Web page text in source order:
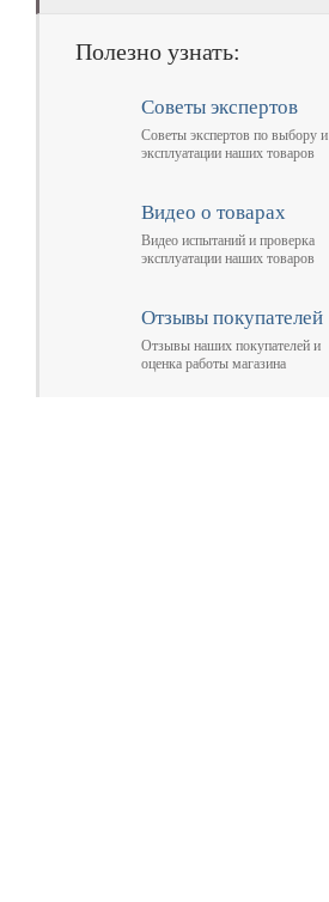
Полезно узнать:
Советы экспертов
Советы экспертов по выбору и
эксплуатации наших товаров
Видео о товарах
Видео испытаний и проверка
эксплуатации наших товаров
Отзывы покупателей
Отзывы наших покупателей и
оценка работы магазина